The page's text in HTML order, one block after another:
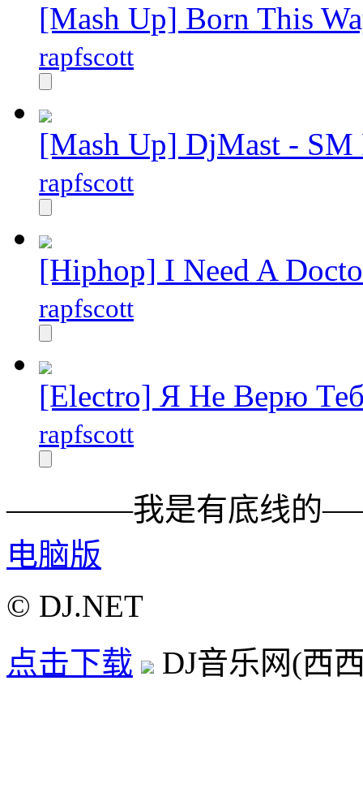
[Mash Up] Born This
rapfscott
[Mash Up] DjMast - SM
rapfscott
[Hiphop] I Need A
rapfscott
[Electro] Я Не Верю
rapfscott
————我是有底线
电脑版
© DJ.NET
点击下载
DJ音乐网(西